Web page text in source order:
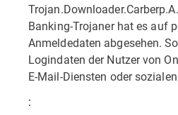
Banking-Trojaner hat es auf
Anmeldedaten abgesehen.
Logindaten der Nutzer von
E-Mail-Diensten oder
: